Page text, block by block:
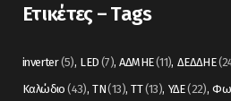
Ετικέτες – Tags
inverter(5) LED (7) ΑΔΜΗΕ(11) ΔΕΔΔΗΕ
Καλώδιο (43) ΤΝ(13) ΤΤ(13) ΥΔΕ(22)